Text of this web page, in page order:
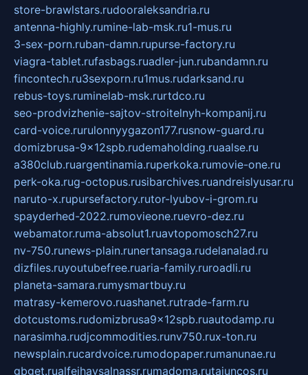
store-brawlstars.rudooraleksandria.ru
antenna-highly.rumine-lab-msk.ru1-mus.ru
3-sex-porn.ruban-damn.rupurse-factory.ru
viagra-tablet.rufasbags.ruadler-jun.rubandamn.ru
fincontech.ru3sexporn.ru1mus.rudarksand.ru
rebus-toys.ruminelab-msk.rurtdco.ru
seo-prodvizhenie-sajtov-stroitelnyh-kompanij.ru
card-voice.rurulonnyygazon177.rusnow-guard.ru
domizbrusa-9x12spb.rudemaholding.ruaalse.ru
a380club.ruargentinamia.ruperkoka.rumovie-one.ru
perk-oka.rug-octopus.rusibarchives.ruandreislyusar.ru
naruto-x.rupursefactory.rutor-lyubov-i-grom.ru
spayderhed-2022.rumovieone.ruevro-dez.ru
webamator.ruma-absolut1.ruavtopomosch27.ru
nv-750.runews-plain.runertansaga.rudelanalad.ru
dizfiles.ruyoutubefree.ruaria-family.ruroadli.ru
planeta-samara.rumysmartbuy.ru
matrasy-kemerovo.ruashanet.rutrade-farm.ru
dotcustoms.rudomizbrusa9x12spb.ruautodamp.ru
narasimha.rudjcommodities.runv750.rux-ton.ru
newsplain.rucardvoice.rumodopaper.rumanunae.ru
gbget.rualfeihavsalnassr.rumadoma.rutajuncos.ru